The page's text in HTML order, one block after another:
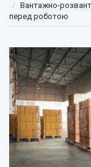
Вантажно-
перед роботою